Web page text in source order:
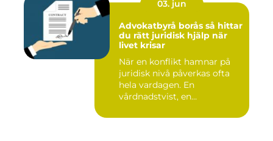
03. jun
Advokatbyrå borås så hittar
du rätt juridisk hjälp när
livet krisar
När en konflikt hamnar på
juridisk nivå påverkas ofta
hela vardagen. En
vårdnadstvist, en